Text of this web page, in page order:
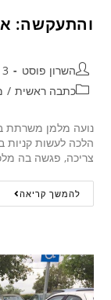
והתעקשה:
השרון פוסט
3 בדצמבר 2023
כתבה ראשית /
נועה מלמן משרתת
הלכה לעשות קניות
צריכה, פגשה בה
להמשך קריאה